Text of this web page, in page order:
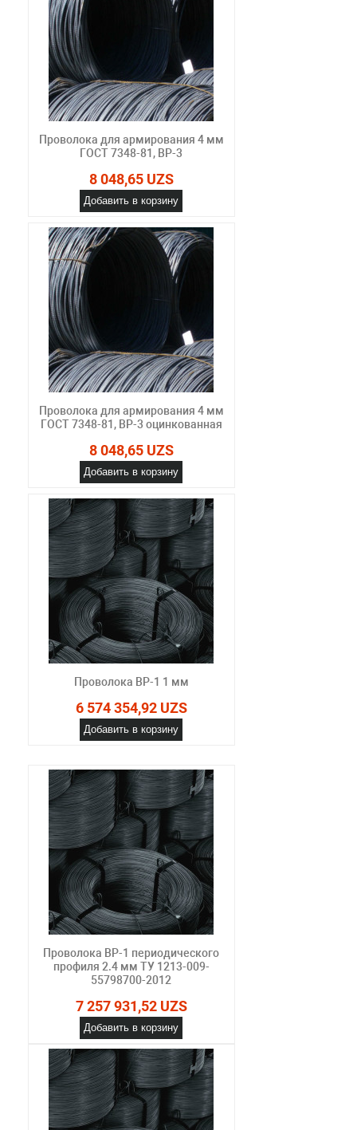
Проволока для армирования 4 мм
ГОСТ 7348-81, ВР-3
8 048,65 UZS
Добавить в корзину
Проволока для армирования 4 мм
ГОСТ 7348-81, ВР-3 оцинкованная
8 048,65 UZS
Добавить в корзину
Проволока ВР-1 1 мм
6 574 354,92 UZS
Добавить в корзину
Проволока ВР-1 периодического
профиля 2.4 мм ТУ 1213-009-
55798700-2012
7 257 931,52 UZS
Добавить в корзину